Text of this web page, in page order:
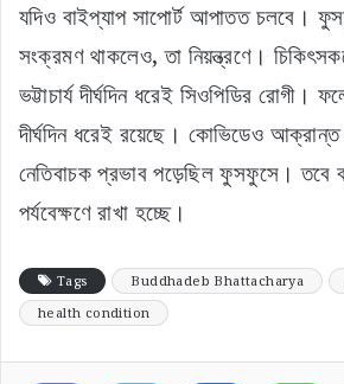
যদিও বাইপ্যাপ সাপোর্ট আপাতত চলবে।
সংক্রমণ থাকলেও, তা নিয়ন্ত্রণে।
ভট্টাচার্য দীর্ঘদিন ধরেই সিওপিডির রোগী।
দীর্ঘদিন ধরেই রয়েছে। কোভিডেও আক্রান্ত
নেতিবাচক প্রভাব পড়েছিল ফুসফুসে। তবে
পর্যবেক্ষণে রাখা হচ্ছে।
Tags Buddhadeb Bhattacharya
health condition